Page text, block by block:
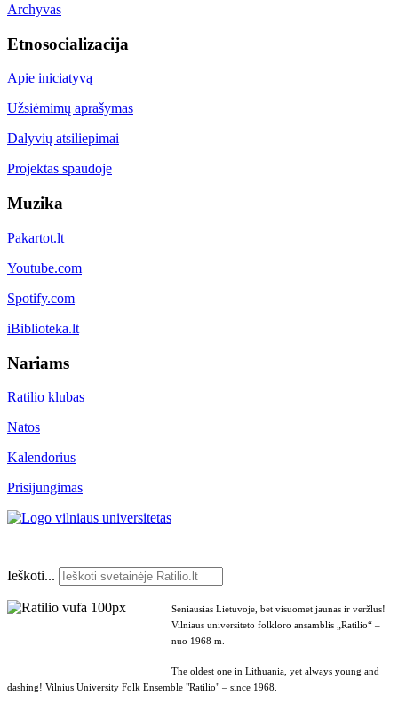
Archyvas
Etnosocializacija
Apie iniciatyvą
Užsiėmimų aprašymas
Dalyvių atsiliepimai
Projektas spaudoje
Muzika
Pakartot.lt
Youtube.com
Spotify.com
iBiblioteka.lt
Nariams
Ratilio klubas
Natos
Kalendorius
Prisijungimas
Ieškoti...
Seniausias Lietuvoje, bet visuomet jaunas ir veržlus!
Vilniaus universiteto folkloro ansamblis „Ratilio“ –
nuo 1968 m.
The oldest one in Lithuania, yet always young and
dashing! Vilnius University Folk Ensemble "Ratilio" – since 1968.